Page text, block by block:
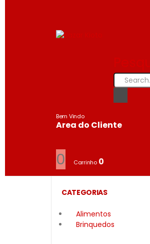
Bem Vindo
Area do Cliente
0 Carrinho 0
CATEGORIAS
Alimentos
Brinquedos